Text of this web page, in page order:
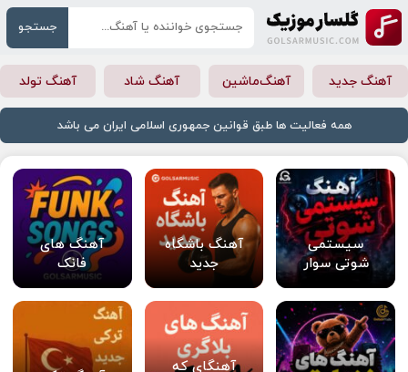
جستجو
آهنگ جدید آهنگ‌ماشین آهنگ شاد آهنگ تولد
همه فعالیت ها طبق قوانین جمهوری اسلامی ایران می باشد
سیستمی
شوتی سوار
آهنگ باشگاه
جدید
آهنگ های
فانک
آهنگای که